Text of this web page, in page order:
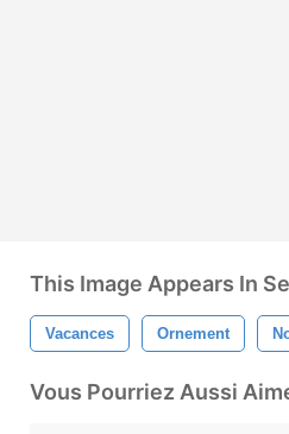
This Image Appears In
Vacances Ornement
Vous Pourriez Aussi